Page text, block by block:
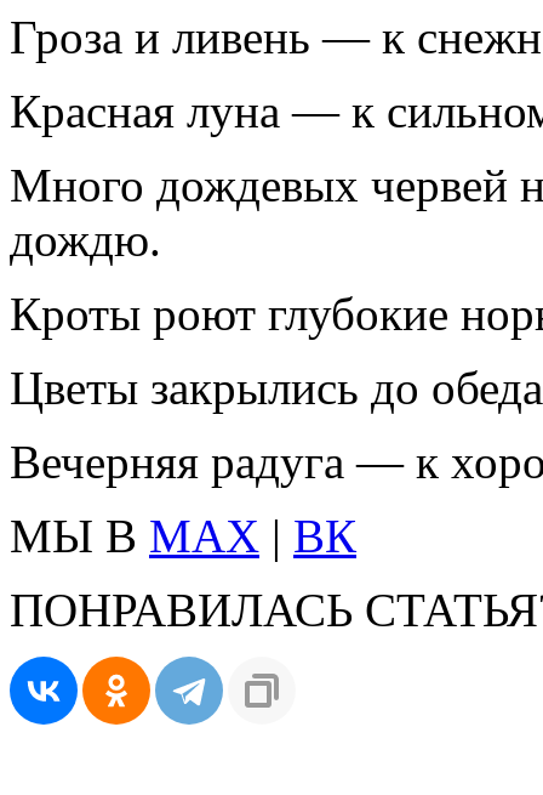
Гроза и ливень — к
Красная луна — к
Много дождевых червей
дождю.
Кроты роют глубокие
Цветы закрылись до
Вечерняя радуга — к
МЫ В MAX | ВК
ПОНРАВИЛАСЬ